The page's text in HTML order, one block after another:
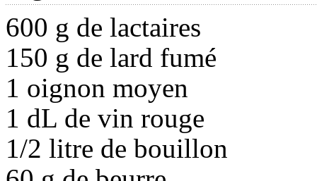
600 g de lactaires
150 g de lard fumé
1 oignon moyen
1 dL de vin rouge
1/2 litre de bouillon